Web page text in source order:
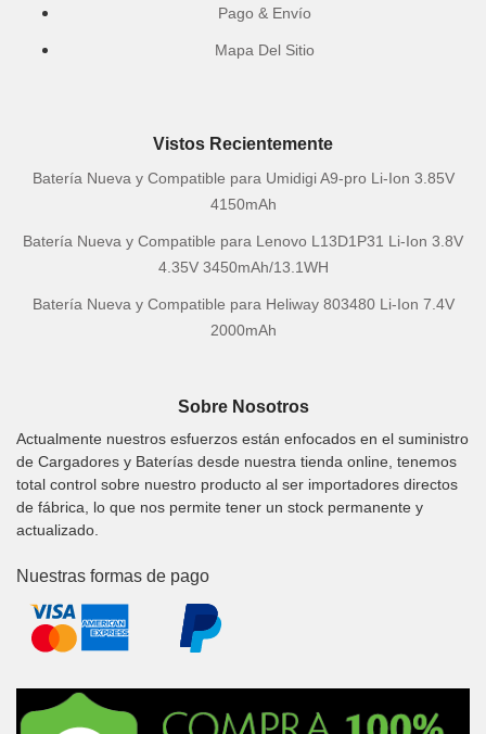
Pago & Envío
Mapa Del Sitio
Vistos Recientemente
Batería Nueva y Compatible para Umidigi A9-pro Li-Ion 3.85V
4150mAh
Batería Nueva y Compatible para Lenovo L13D1P31 Li-Ion 3.8V
4.35V 3450mAh/13.1WH
Batería Nueva y Compatible para Heliway 803480 Li-Ion 7.4V
2000mAh
Sobre Nosotros
Actualmente nuestros esfuerzos están enfocados en el suministro
de Cargadores y Baterías desde nuestra tienda online, tenemos
total control sobre nuestro producto al ser importadores directos
de fábrica, lo que nos permite tener un stock permanente y
actualizado.
Nuestras formas de pago